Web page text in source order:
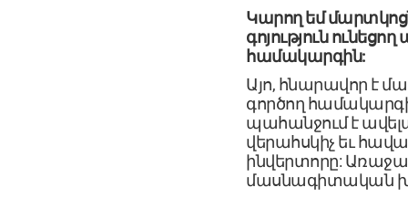
Կարող եմ
գոյություն
համակարգին:
Այո, հնարավոր է
գործող
պահանջում է
վերահսկիչ եւ
ինվերտորը:
մասնագիտական